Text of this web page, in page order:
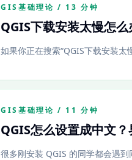
GIS基础理论 / 13 分钟
QGIS下载安装太慢怎
如果你正在搜索“QGIS下载安装
GIS基础理论 / 11 分钟
QGIS怎么设置成中文？
很多刚安装 QGIS 的同学都会遇